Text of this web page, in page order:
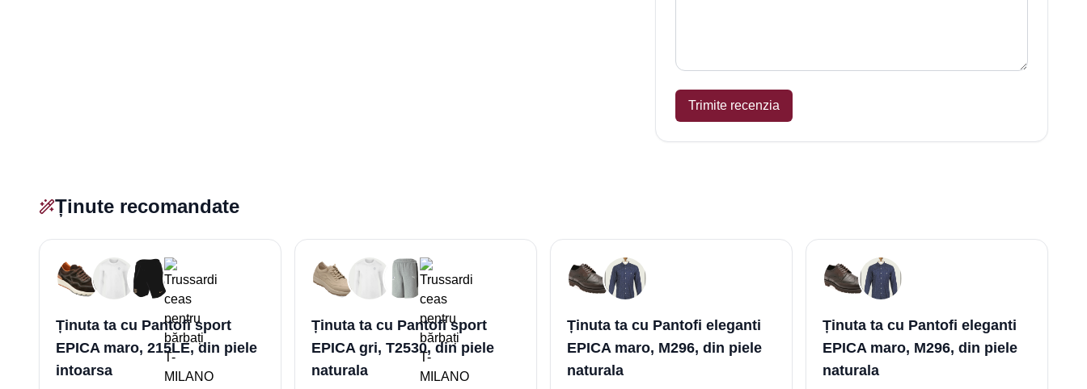
Trimite recenzia
Ținute recomandate
Ținuta ta cu Pantofi sport
EPICA maro, 215LE, din piele
intoarsa
Ținuta ta cu Pantofi sport
EPICA gri, T2530, din piele
naturala
Ținuta ta cu Pantofi eleganti
EPICA maro, M296, din piele
naturala
Ținuta ta cu Pantofi eleganti
EPICA maro, M296, din piele
naturala